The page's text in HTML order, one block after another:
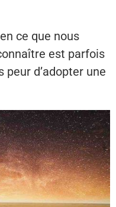
ce que nous
est parfois
d’adopter une